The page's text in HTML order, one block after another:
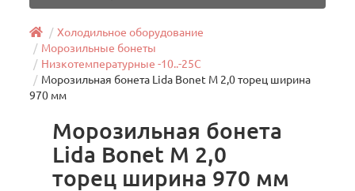
Холодильное оборудование
Морозильные бонеты
Низкотемпературные -10..-25C
Морозильная бонета Lida Bonet М 2,0 торец ширина
970 мм
Морозильная бонета
Lida Bonet М 2,0
торец ширина 970 мм